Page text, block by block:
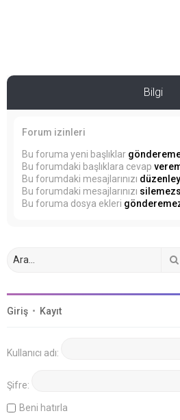
Bilgi
Forum izinleri
Bu foruma yeni başlıklar
Bu forumdaki başlıklara cevap
Bu forumdaki mesajlarınızı
Bu forumdaki mesajlarınızı
Bu foruma dosya ekleri
Giriş • Kayıt
Kullanıcı adı:
Şifre:
Beni hatırla